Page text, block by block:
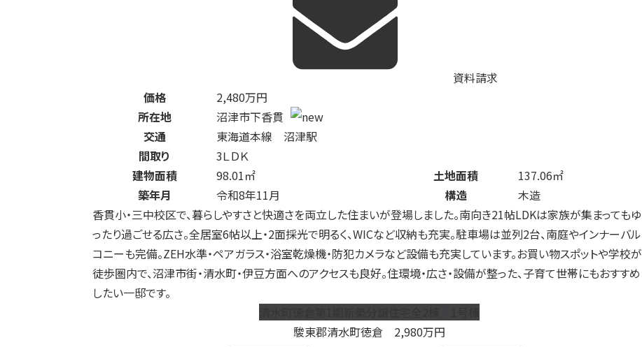
資料請求
価格
2,480万円
所在地
沼津市下香貫
交通
東海道本線 沼津駅
間取り
3ＬＤＫ
建物面積
98.01㎡ 土地面積
137.06㎡
築年月
令和8年11月 構造
木造
香貫小・三中校区で、暮らしやすさと快適さを両立した住まいが登場しました。南向き21帖LDKは家族が集まってもゆ
ったり過ごせる広さ。全居室6帖以上・2面採光で明るく、WICなど収納も充実。駐車場は並列2台、南庭やインナーバル
コニーも完備。ZEH水準・ペアガラス・浴室乾燥機・防犯カメラなど設備も充実しています。お買い物スポットや学校が
徒歩圏内で、沼津市街・清水町・伊豆方面へのアクセスも良好。住環境・広さ・設備が整った、子育て世帯にもおすすめ
したい一邸です。
駿東郡清水町徳倉
2,980万円